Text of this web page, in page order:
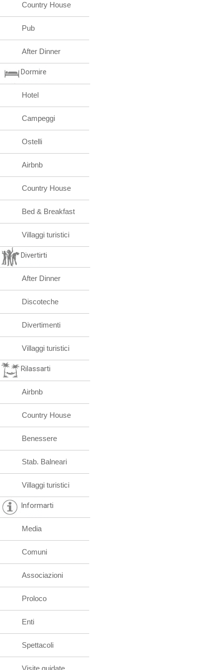
Country House
Pub
After Dinner
Dormire
Hotel
Campeggi
Ostelli
Airbnb
Country House
Bed & Breakfast
Villaggi turistici
Divertirti
After Dinner
Discoteche
Divertimenti
Villaggi turistici
Rilassarti
Airbnb
Country House
Benessere
Stab. Balneari
Villaggi turistici
Informarti
Media
Comuni
Associazioni
Proloco
Enti
Spettacoli
Visite guidate